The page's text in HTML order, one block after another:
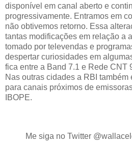
disponível em canal aberto e
progressivamente. Entramos em
não obtivemos retorno. Essa
tantas modificações em relação a
tomado por televendas e
despertar curiosidades em
fica entre a Band 7.1 e Rede CNT
Nas outras cidades a RBI
para canais próximos de
IBOPE.
Me siga no Twitter